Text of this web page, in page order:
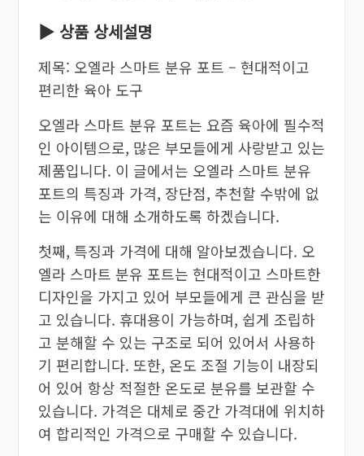
▶ 상품 상세설명
제목: 오엘라 스마트 분유 포트 – 현대적이고
편리한 육아 도구
오엘라 스마트 분유 포트는 요즘 육아에 필수적
인 아이템으로, 많은 부모들에게 사랑받고 있는
제품입니다. 이 글에서는 오엘라 스마트 분유
포트의 특징과 가격, 장단점, 추천할 수밖에 없
는 이유에 대해 소개하도록 하겠습니다.
첫째, 특징과 가격에 대해 알아보겠습니다. 오
엘라 스마트 분유 포트는 현대적이고 스마트한
디자인을 가지고 있어 부모들에게 큰 관심을 받
고 있습니다. 휴대용이 가능하며, 쉽게 조립하
고 분해할 수 있는 구조로 되어 있어서 사용하
기 편리합니다. 또한, 온도 조절 기능이 내장되
어 있어 항상 적절한 온도로 분유를 보관할 수
있습니다. 가격은 대체로 중간 가격대에 위치하
여 합리적인 가격으로 구매할 수 있습니다.